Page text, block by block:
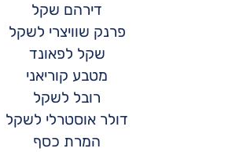
דירהם שקל
פרנק שוויצרי לשקל
שקל לפאונד
מטבע קוריאני
רובל לשקל
דולר אוסטרלי לשקל
המרת כסף